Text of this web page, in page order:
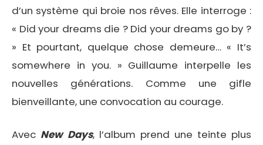
d’un système qui broie nos rêves. Elle interroge :
« Did your dreams die ? Did your dreams go by ?
» Et pourtant, quelque chose demeure… « It’s
somewhere in you. » Guillaume interpelle les
nouvelles générations. Comme une gifle
bienveillante, une convocation au courage.
Avec New Days, l’album prend une teinte plus